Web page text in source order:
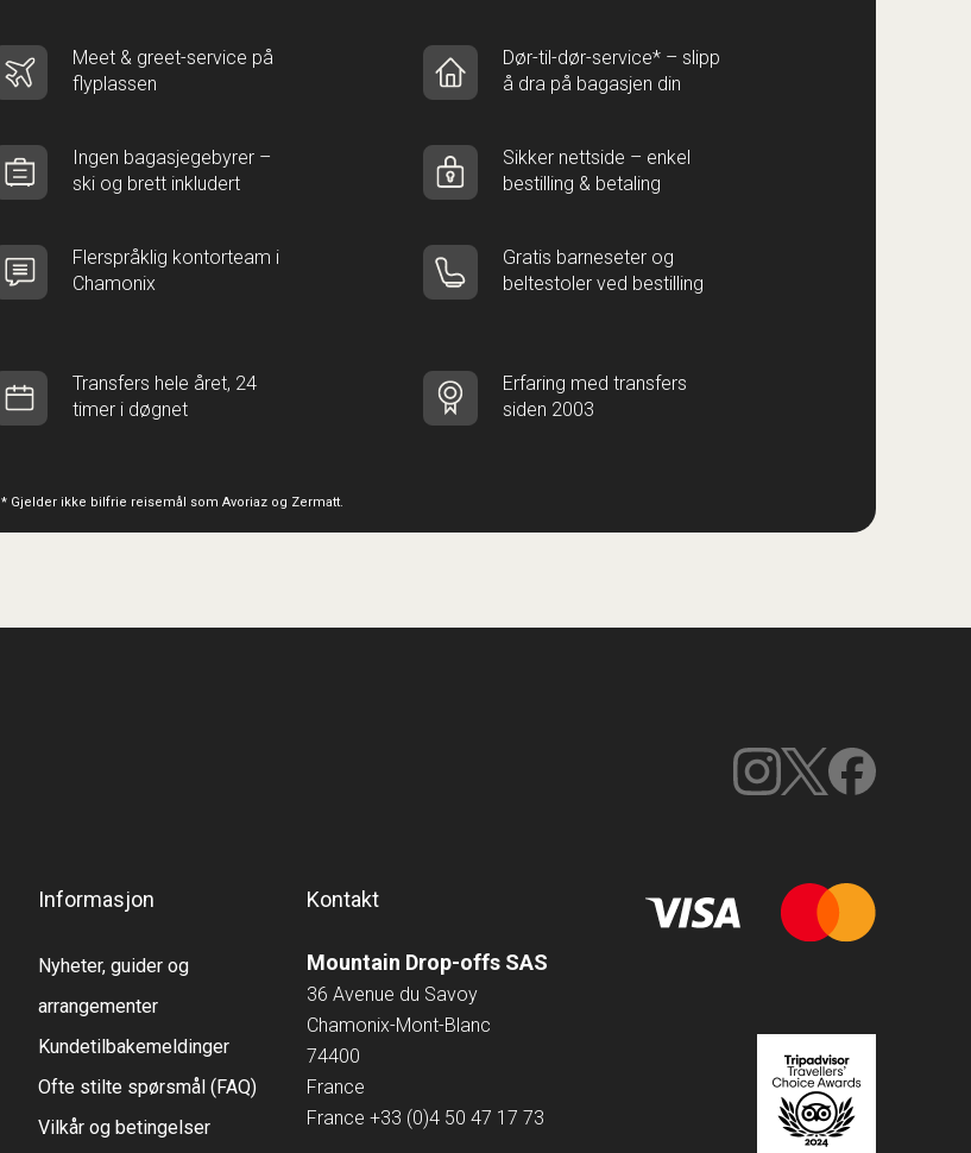
Meet & greet-service på
flyplassen
Dør-til-dør-service* – slipp
å dra på bagasjen din
Ingen bagasjegebyrer –
ski og brett inkludert
Sikker nettside – enkel
bestilling & betaling
Flerspråklig kontorteam i
Chamonix
Gratis barneseter og
beltestoler ved bestilling
Transfers hele året, 24
timer i døgnet
Erfaring med transfers
siden 2003
* Gjelder ikke bilfrie reisemål som Avoriaz og Zermatt.
Informasjon
Nyheter, guider og
arrangementer
Kundetilbakemeldinger
Ofte stilte spørsmål (FAQ)
Vilkår og betingelser
Kontakt
Mountain Drop-offs SAS
36 Avenue du Savoy
Chamonix-Mont-Blanc
74400
France
France+33 (0)4 50 47 17 73